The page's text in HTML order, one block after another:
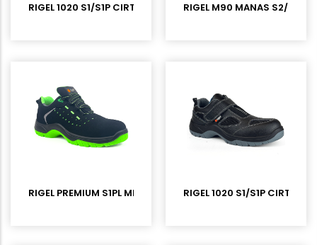
RIGEL 1020 S1/S1P CIRTLI SÜET KOMPOZİT BURUNLU İŞ
RIGEL M90 MANAS S2/S3L
RIGEL PREMIUM S1PL MICROFIBER KOMPOZİT BURUNLU İŞ
RIGEL 1020 S1/S1P CIRTLI